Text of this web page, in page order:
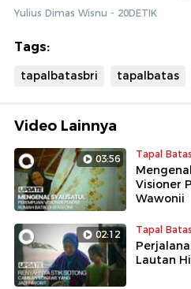
detikcom bersama BRI
ekonomi,infrastruktur, hingga
Informasi dari program ini
Yulius Dimas Wisnu - 20DETIK
Tags:
tapalbatasbri tapalbatas
Video Lainnya
03:56 Tapal Batas
Visioner
Wawonii
02:12 Tapal Batas
Lautan